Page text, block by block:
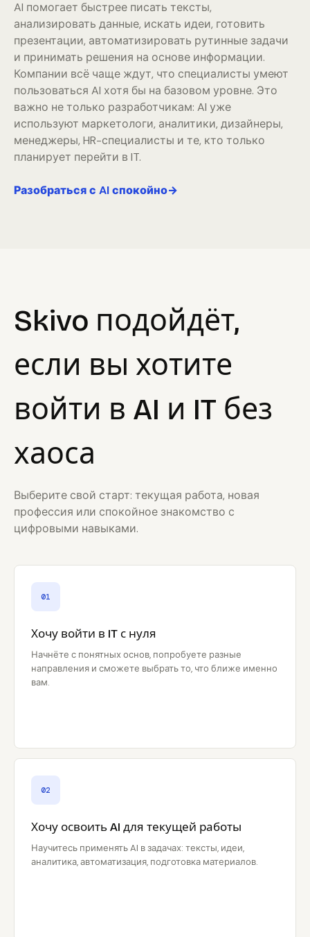
AI помогает быстрее писать тексты,
анализировать данные, искать идеи, готовить
презентации, автоматизировать рутинные задачи
и принимать решения на основе информации.
Компании всё чаще ждут, что специалисты умеют
пользоваться AI хотя бы на базовом уровне. Это
важно не только разработчикам: AI уже
используют маркетологи, аналитики, дизайнеры,
менеджеры, HR-специалисты и те, кто только
планирует перейти в IT.
Разобраться с AI спокойно
Skivo подойдёт,
если вы хотите
войти в AI и IT без
хаоса
Выберите свой старт: текущая работа, новая
профессия или спокойное знакомство с
цифровыми навыками.
01
Хочу войти в IT с нуля
Начнёте с понятных основ, попробуете разные
направления и сможете выбрать то, что ближе именно
вам.
02
Хочу освоить AI для текущей работы
Научитесь применять AI в задачах: тексты, идеи,
аналитика, автоматизация, подготовка материалов.